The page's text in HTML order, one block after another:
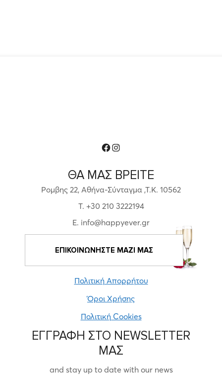
ΘΑ ΜΑΣ ΒΡΕΙΤΕ
Ρομβης 22, Αθήνα-Σύνταγμα ,Τ.Κ. 10562
T. +30 210 3222194
E. info@happyever.gr
ΕΠΙΚΟΙΝΩΝΗΣΤΕ ΜΑΖΙ ΜΑΣ
Πολιτική Απορρήτου
Όροι Χρήσης
Πολιτική Cookies
Facebook
Instagram
ΕΓΓΡΑΦΗ ΣΤΟ NEWSLETTER
ΜΑΣ
and stay up to date with our news